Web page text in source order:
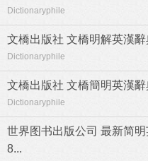
Dictionaryphile
文橋出版社 文橋明解英漢
Dictionaryphile
文橋出版社 文橋簡明英漢
Dictionaryphile
世界图书出版公司 最新简
8...